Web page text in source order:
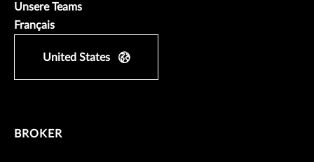
Unsere Teams
Français
United States
BROKER